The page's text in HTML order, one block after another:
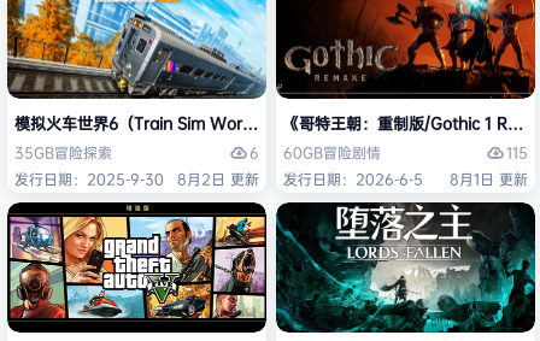
模拟火车世界6（Train Sim World 6）免安装中文版
35GB冒险探索
6
发行日期：2025-9-30
8月2日 更新
《哥特王朝：重制版/Gothic 1
60GB冒险剧情
115
发行日期：2026-6-5
8月1日 更新